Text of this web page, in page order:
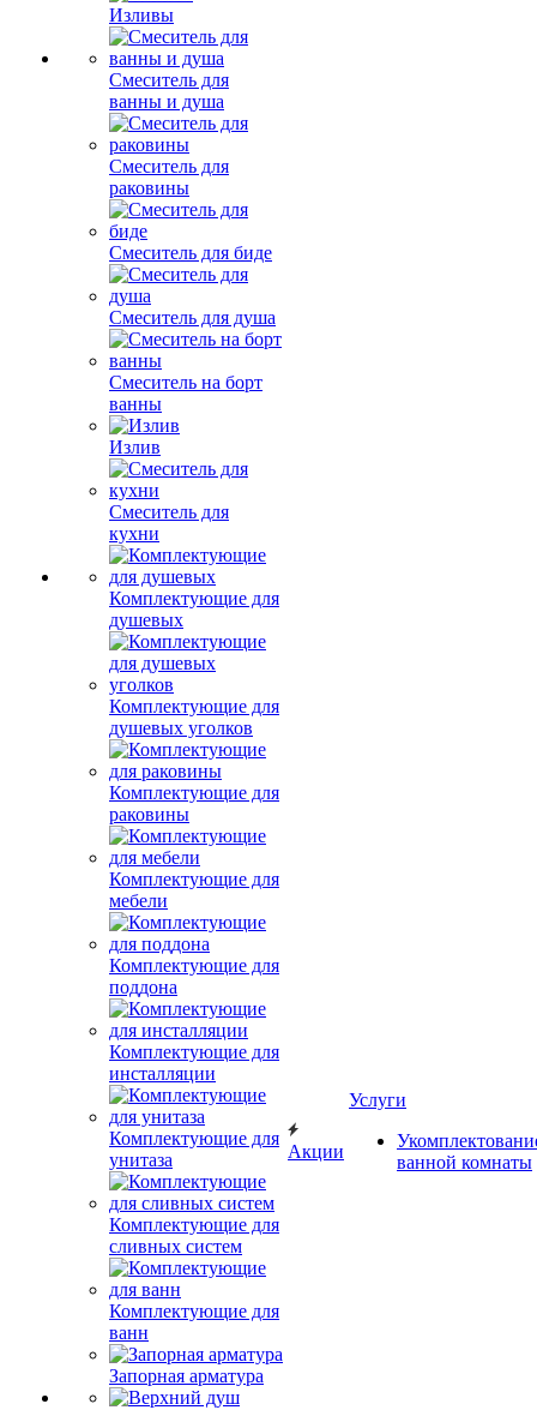
Изливы
Смеситель для
ванны и душа
Смеситель для
раковины
Смеситель для биде
Смеситель для душа
Смеситель на борт
ванны
Излив
Смеситель для
кухни
Комплектующие для
душевых
Комплектующие для
душевых уголков
Комплектующие для
раковины
Комплектующие для
мебели
Комплектующие для
поддона
Комплектующие для
инсталляции
Комплектующие для
унитаза
Комплектующие для
сливных систем
Комплектующие для
ванн
Запорная арматура
Акции
Услуги
ванной комнаты